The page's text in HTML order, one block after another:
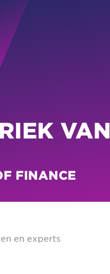
VAN
FINANCE
en experts